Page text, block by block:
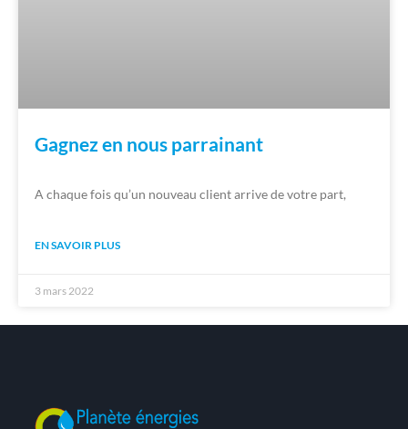
Gagnez en nous parrainant
A chaque fois qu’un nouveau client arrive de votre part,
EN SAVOIR PLUS
3 mars 2022